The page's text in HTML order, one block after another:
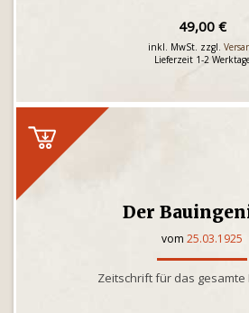
49,00 €
inkl. MwSt. zzgl.
Lieferzeit 1-2
Der
vom 25.03.1925
Zeitschrift für das gesamte